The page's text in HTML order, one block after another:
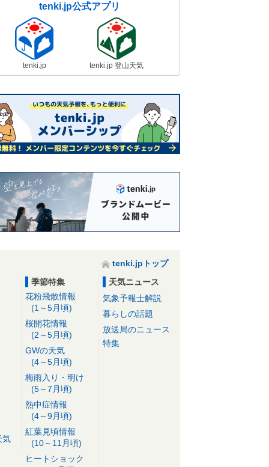
tenki.jp公式アプリ
tenki.jp tenki.jp 登山天気
tenki.jpトップ
気
季節特集
花粉飛散情報
(1～5月頃)
桜開花情報
(2～5月頃)
GWの天気
(4～5月頃)
梅雨入り・明け
(5～7月頃)
熱中症情報
(4～9月頃)
紅葉見頃情報
(10～11月頃)
ヒートショック
天気ニュース
気象予報士解説
暮らしの話題
放送局のニュース
特集